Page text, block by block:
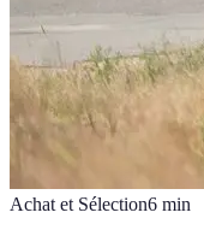
Achat et Sélection6 min